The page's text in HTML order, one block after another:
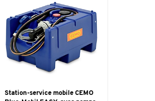
Station-service mobile CEMO